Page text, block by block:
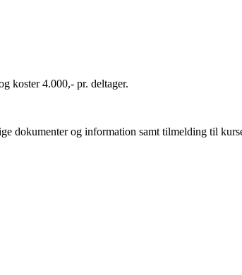
koster 4.000,- pr. deltager.
dokumenter og information samt tilmelding til